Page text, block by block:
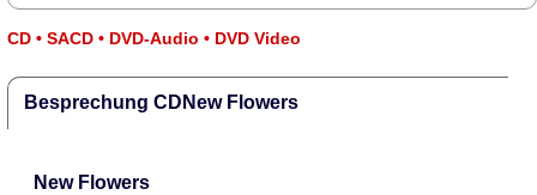
CD • SACD • DVD-Audio • DVD Video
Besprechung CDNew Flowers
New Flowers